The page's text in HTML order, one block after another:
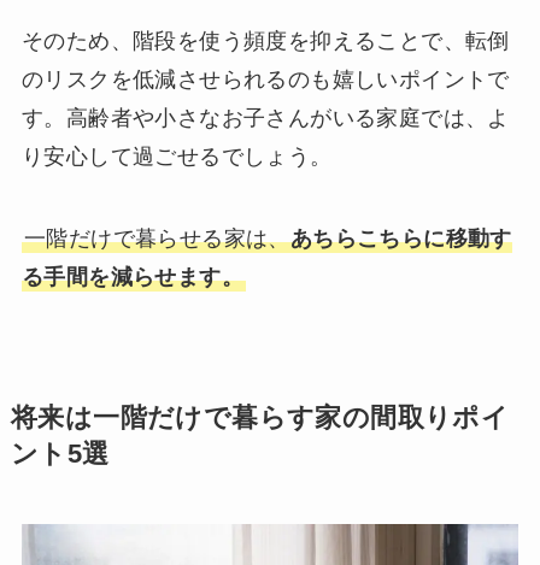
そのため、階段を使う頻度を抑えることで、転倒
のリスクを低減させられるのも嬉しいポイントで
す。高齢者や小さなお子さんがいる家庭では、よ
り安心して過ごせるでしょう。
一階だけで暮らせる家は、あちらこちらに移動す
る手間を減らせます。
将来は一階だけで暮らす家の間取りポイ
ント5選